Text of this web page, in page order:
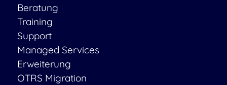
Beratung
Training
Support
Managed Services
Erweiterung
OTRS Migration